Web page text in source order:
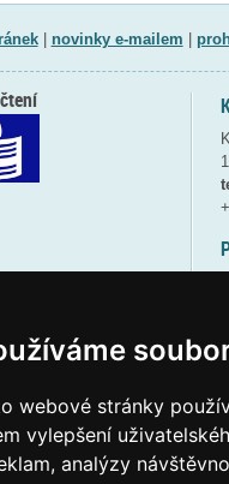
webové stránky
vylepšení
analýzy
| novinky e-mailem